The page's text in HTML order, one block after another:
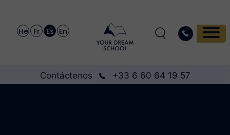
He Fr Es En
Contáctenos +33 6 60 64 19 57